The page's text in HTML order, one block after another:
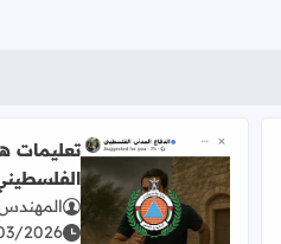
تعليمات
2026